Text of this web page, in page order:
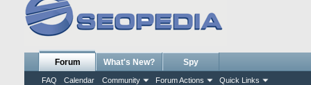
Forum
FAQ Calendar Community Forum Actions Quick Links
What's New? Spy